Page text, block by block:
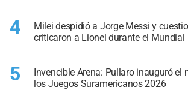
4
Milei despidió a Jorge Messi y
criticaron a Lionel durante el Mundial
5
Invencible Arena: Pullaro inauguró el
los Juegos Suramericanos 2026